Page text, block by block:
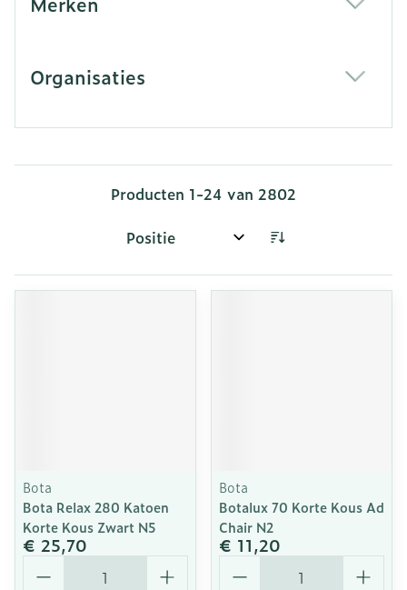
Organisaties
Producten 1-24 van 2802
Sorteer op:
Bota
Bota Relax 280 Katoen
Korte Kous Zwart N5
€ 25,70
Aantal
Bota
Botalux 70 Korte Kous Ad
Chair N2
€ 11,20
Aantal